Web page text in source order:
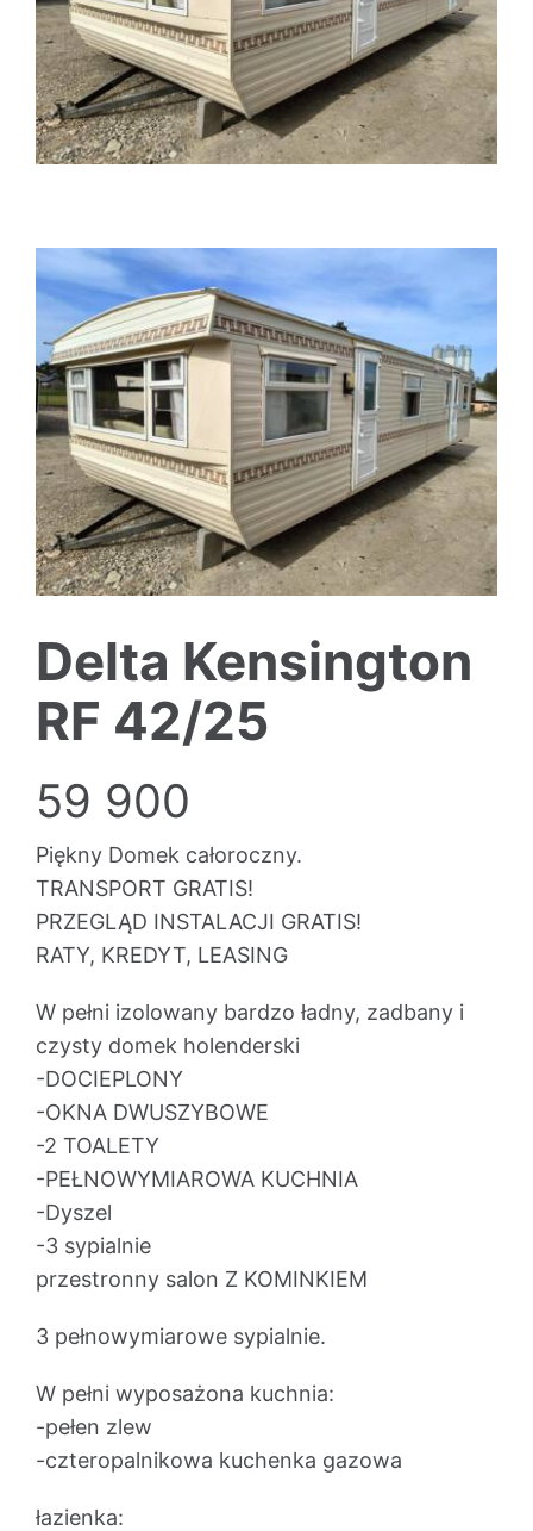
Kontakt
Delta Kensington
RF 42/25
59 900
Piękny Domek całoroczny.
TRANSPORT GRATIS!
PRZEGLĄD INSTALACJI GRATIS!
RATY, KREDYT, LEASING
W pełni izolowany bardzo ładny, zadbany i
czysty domek holenderski
-DOCIEPLONY
-OKNA DWUSZYBOWE
-2 TOALETY
-PEŁNOWYMIAROWA KUCHNIA
-Dyszel
-3 sypialnie
przestronny salon Z KOMINKIEM
3 pełnowymiarowe sypialnie.
W pełni wyposażona kuchnia:
-pełen zlew
-czteropalnikowa kuchenka gazowa
łazienka: